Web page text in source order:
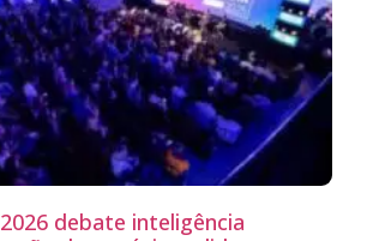
debate inteligência